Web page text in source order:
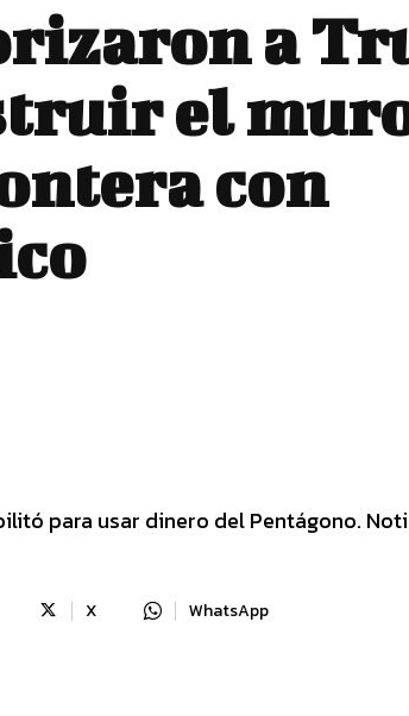
a
el
con
para usar dinero del Pentágono.
X WhatsApp